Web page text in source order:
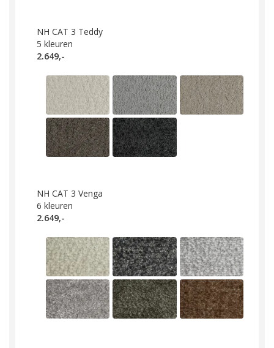
NH CAT 3 Teddy
5 kleuren
2.649,-
NH CAT 3 Venga
6 kleuren
2.649,-